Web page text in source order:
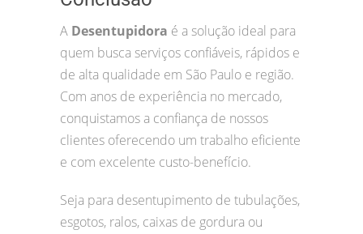
A Desentupidora é a solução ideal para
quem busca serviços confiáveis, rápidos e
de alta qualidade em São Paulo e região.
Com anos de experiência no mercado,
conquistamos a confiança de nossos
clientes oferecendo um trabalho eficiente
e com excelente custo-benefício.
Seja para desentupimento de tubulações,
esgotos, ralos, caixas de gordura ou